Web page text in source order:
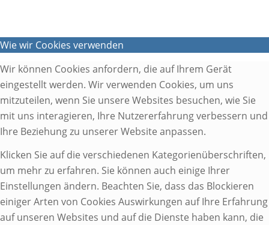
Wie wir Cookies verwenden
Wir können Cookies anfordern, die auf Ihrem Gerät
eingestellt werden. Wir verwenden Cookies, um uns
mitzuteilen, wenn Sie unsere Websites besuchen, wie Sie
mit uns interagieren, Ihre Nutzererfahrung verbessern und
Ihre Beziehung zu unserer Website anpassen.
Klicken Sie auf die verschiedenen Kategorienüberschriften,
um mehr zu erfahren. Sie können auch einige Ihrer
Einstellungen ändern. Beachten Sie, dass das Blockieren
einiger Arten von Cookies Auswirkungen auf Ihre Erfahrung
auf unseren Websites und auf die Dienste haben kann, die